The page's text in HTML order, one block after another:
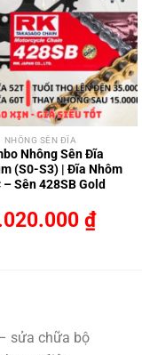
NHÔNG SÊN ĐĨA
Nhông Sên Đĩa
(S0-S3) | Đĩa Nhôm
– Sên 428SB Gold
₫
sửa chữa bộ